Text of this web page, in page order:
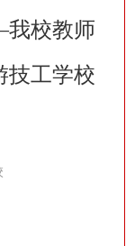
校教师
技工学校